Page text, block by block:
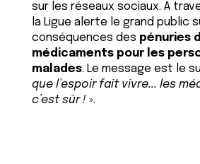
sur les réseaux sociaux. A
la Ligue alerte le grand public
conséquences des pénuries
médicaments pour les
malades. Le message est le
que l’espoir fait vivre... les
c’est sûr ! ».